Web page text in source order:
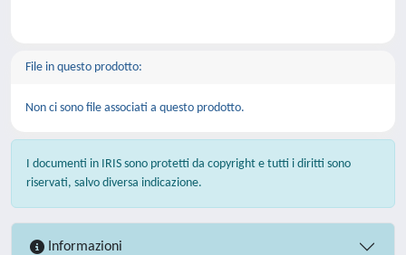
File in questo prodotto:
Non ci sono file associati a questo prodotto.
I documenti in IRIS sono protetti da copyright e tutti i diritti sono
riservati, salvo diversa indicazione.
Informazioni